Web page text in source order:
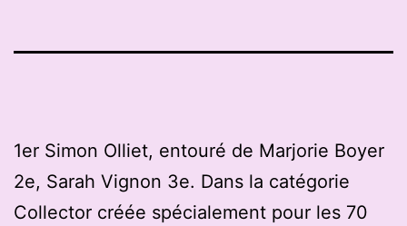
1er Simon Olliet, entouré de Marjorie Boyer
2e, Sarah Vignon 3e. Dans la catégorie
Collector créée spécialement pour les 70